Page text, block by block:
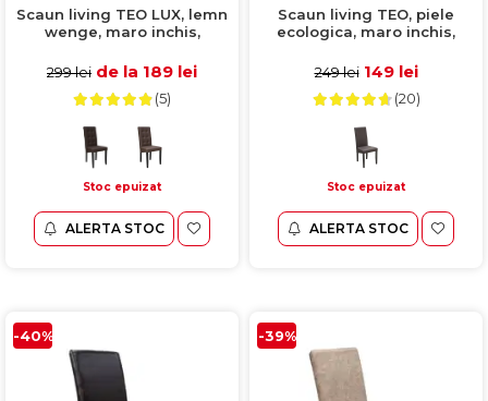
Scaun living TEO LUX, lemn
wenge, maro inchis,
299 lei de la 189 lei
(5)
Stoc epuizat
ALERTA STOC
Scaun living TEO, piele
ecologica, maro inchis,
249 lei 149 lei
(20)
Stoc epuizat
ALERTA STOC
-40% -39%